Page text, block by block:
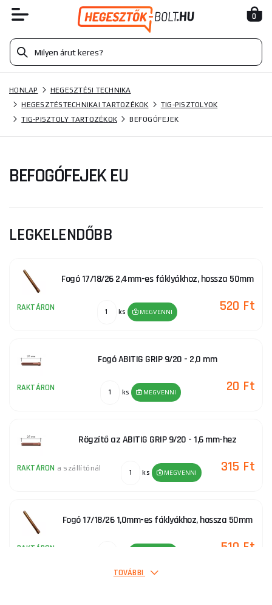
0
HONLAP
HEGESZTÉSI TECHNIKA
HEGESZTÉSTECHNIKAI TARTOZÉKOK
TIG-PISZTOLYOK
TIG-PISZTOLY TARTOZÉKOK
BEFOGÓFEJEK
BEFOGÓFEJEK EU
LEGKELENDŐBB
Fogó 17/18/26 2,4mm-es fáklyákhoz, hossza 50mm
RAKTÁRON ks MEGVENNI 520 Ft
Fogó ABITIG GRIP 9/20 - 2,0 mm
RAKTÁRON ks MEGVENNI 20 Ft
Rögzítő az ABITIG GRIP 9/20 - 1,6 mm-hez
RAKTÁRON a szállítónál ks MEGVENNI 315 Ft
Fogó 17/18/26 1,0mm-es fáklyákhoz, hossza 50mm
RAKTÁRON 510 Ft
TOVÁBBI